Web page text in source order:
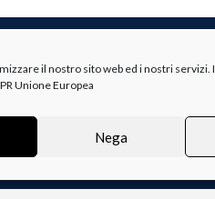
il nostro sito web ed i nostri servizi.
Unione Europea
Nega
Recessi
e Condizioni